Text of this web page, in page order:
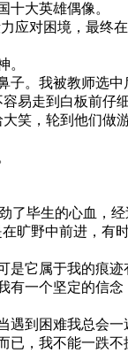
大英雄偶像。
应对困境，最终
。
。我被教师选
易走到白板前仔
笑，轮到他们做
毕生的心血，
旷野中前进，有
它属于我的痕迹
一个坚定的信
到困难我总会
，我不能一跌